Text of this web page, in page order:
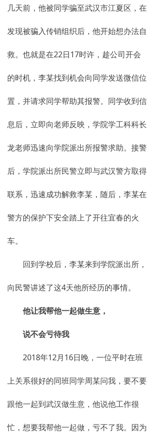
几天前，他被同学骗至武汉市江夏区，在
发现被骗入传销组织后，他开始想办法自
救。也就是在22日17时许，趁公司开会
的时机，李某找到机会向同学发送微信位
置，并请求同学帮助其报警。同学收到信
息后，立即向老师反映，学院学工科科长
龙老师迅速向学院派出所报警求助。接警
后，学院派出所民警立即与武汉警方取得
联系，迅速成功解救李某，随后，李某在
警方的保护下安全踏上了开往宜春的火
车。
回到学校后，李某来到学院派出所，
向民警讲述了这4天他所经历的事情。
他让我帮他一起做生意，
说不会亏待我
2018年12月16日晚，一位平时在班
上关系很好的同班同学周某问我，要不要
跟他一起到武汉做生意，他说他工作很
忙，想要我帮他一起做，亏不了我。因为